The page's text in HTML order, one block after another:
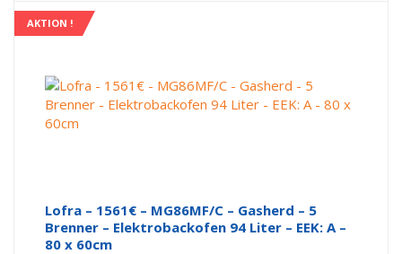
AKTION !
Lofra – 1561€ – MG86MF/C – Gasherd – 5
Brenner – Elektrobackofen 94 Liter – EEK: A –
80 x 60cm